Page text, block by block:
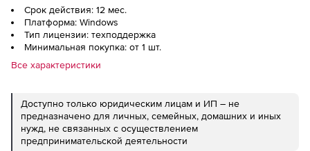
Срок действия: 12 мес.
Платформа: Windows
Тип лицензии: техподдержка
Минимальная покупка: от 1 шт.
Все характеристики
Доступно только юридическим лицам и ИП – не
предназначено для личных, семейных, домашних и иных
нужд, не связанных с осуществлением
предпринимательской деятельности